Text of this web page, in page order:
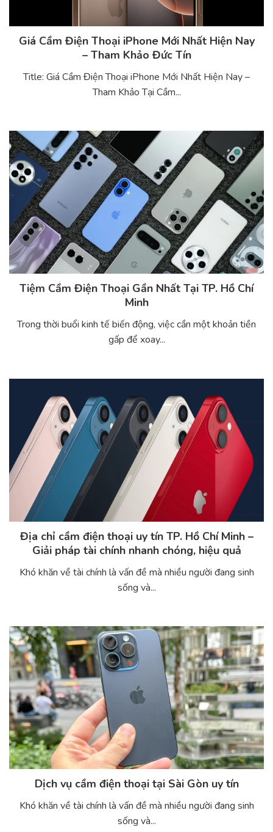
Giá Cầm Điện Thoại iPhone Mới Nhất Hiện Nay
– Tham Khảo Đức Tín
Title: Giá Cầm Điện Thoại iPhone Mới Nhất Hiện Nay –
Tham Khảo Tại Cầm...
Tiệm Cầm Điện Thoại Gần Nhất Tại TP. Hồ Chí
Minh
Trong thời buổi kinh tế biến động, việc cần một khoản tiền
gấp để xoay...
Địa chỉ cầm điện thoại uy tín TP. Hồ Chí Minh –
Giải pháp tài chính nhanh chóng, hiệu quả
Khó khăn về tài chính là vấn đề mà nhiều người đang sinh
sống và...
Dịch vụ cầm điện thoại tại Sài Gòn uy tín
Khó khăn về tài chính là vấn đề mà nhiều người đang sinh
sống và...